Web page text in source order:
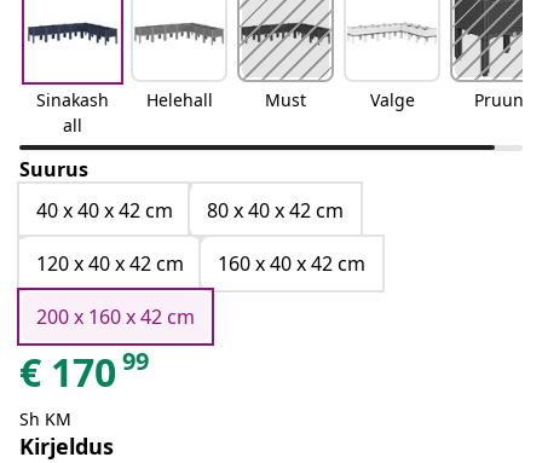
Sinakash
all
Helehall Must Valge Pruun
Suurus
40 x 40 x 42 cm
80 x 40 x 42 cm
120 x 40 x 42 cm
160 x 40 x 42 cm
200 x 160 x 42 cm
€ 17099
Sh KM
Kirjeldus